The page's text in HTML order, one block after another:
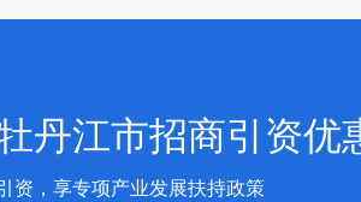
丹江市招商引资优
资，享专项产业发展扶持政策